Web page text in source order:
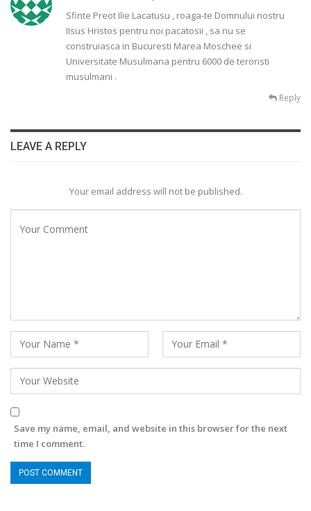
Sfinte Preot Ilie Lacatusu , roaga-te Domnului nostru
IIsus Hristos pentru noi pacatosii , sa nu se
construiasca in Bucuresti Marea Moschee si
Universitate Musulmana pentru 6000 de teroristi
musulmani .
Reply
LEAVE A REPLY
Your email address will not be published.
Save my name, email, and website in this browser for the next
time I comment.